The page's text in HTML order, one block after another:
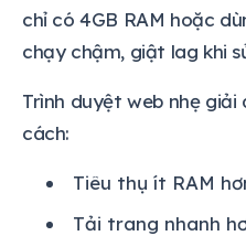
chỉ có 4GB RAM hoặc
chạy chậm, giật lag khi
Trình duyệt web nhẹ
cách:
Tiêu thụ ít RAM
Tải trang nhanh